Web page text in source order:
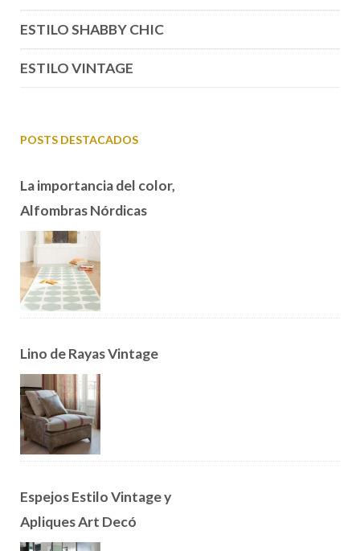
ESTILO SHABBY CHIC
ESTILO VINTAGE
POSTS DESTACADOS
La importancia del color,
Alfombras Nórdicas
Lino de Rayas Vintage
Espejos Estilo Vintage y
Apliques Art Decó